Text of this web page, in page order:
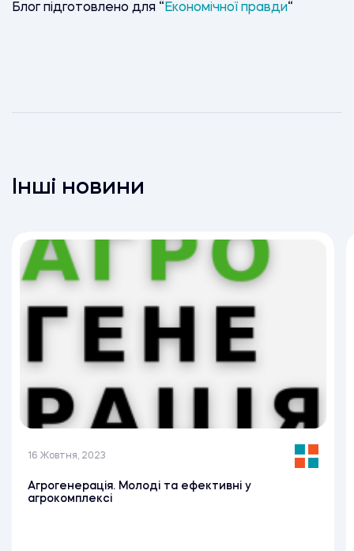
Блог підготовлено для “ Економічної правди“
Інші новини
16 Жовтня, 2023
Агрогенерація. Молоді та ефективні у
агрокомплексі